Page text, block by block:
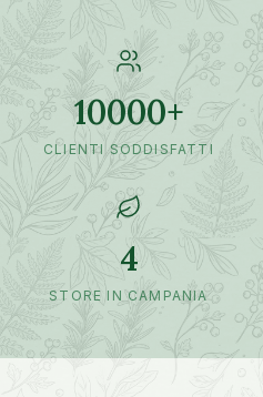
10000+
CLIENTI SODDISFATTI
4
STORE IN CAMPANIA